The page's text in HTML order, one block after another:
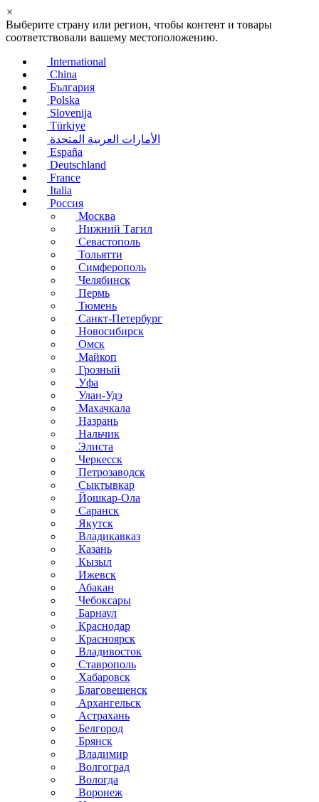
×
Выберите страну или регион, чтобы контент и товары
соответствовали вашему местоположению.
International
China
България
Polska
Slovenija
Türkiye
الأمارات العربية المتحدة
España
Deutschland
France
Italia
Россия
Москва
Нижний Тагил
Севастополь
Тольятти
Симферополь
Челябинск
Пермь
Тюмень
Санкт-Петербург
Новосибирск
Омск
Майкоп
Грозный
Уфа
Улан-Удэ
Махачкала
Назрань
Нальчик
Элиста
Черкесск
Петрозаводск
Сыктывкар
Йошкар-Ола
Саранск
Якутск
Владикавказ
Казань
Кызыл
Ижевск
Абакан
Чебоксары
Барнаул
Краснодар
Красноярск
Владивосток
Ставрополь
Хабаровск
Благовещенск
Архангельск
Астрахань
Белгород
Брянск
Владимир
Волгоград
Вологда
Воронеж